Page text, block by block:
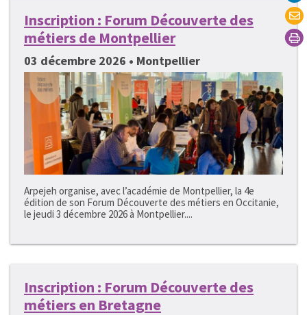
Inscription : Forum Découverte des
métiers de Montpellier
03 décembre 2026 • Montpellier
Arpejeh organise, avec l’académie de Montpellier, la 4e
édition de son Forum Découverte des métiers en Occitanie,
le jeudi 3 décembre 2026 à Montpellier....
Inscription : Forum Découverte des
métiers en Bretagne